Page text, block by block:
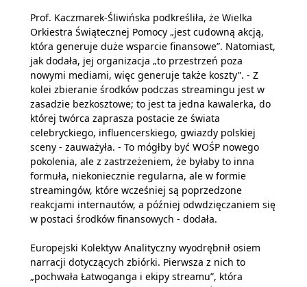
Prof. Kaczmarek-Śliwińska podkreśliła, że Wielka
Orkiestra Świątecznej Pomocy „jest cudowną akcją,
która generuje duże wsparcie finansowe”. Natomiast,
jak dodała, jej organizacja „to przestrzeń poza
nowymi mediami, więc generuje także koszty”. - Z
kolei zbieranie środków podczas streamingu jest w
zasadzie bezkosztowe; to jest ta jedna kawalerka, do
której twórca zaprasza postacie ze świata
celebryckiego, influencerskiego, gwiazdy polskiej
sceny - zauważyła. - To mógłby być WOŚP nowego
pokolenia, ale z zastrzeżeniem, że byłaby to inna
formuła, niekoniecznie regularna, ale w formie
streamingów, które wcześniej są poprzedzone
reakcjami internautów, a później odwdzięczaniem się
w postaci środków finansowych - dodała.
Europejski Kolektyw Analityczny wyodrębnił osiem
narracji dotyczących zbiórki. Pierwsza z nich to
„pochwała Łatwoganga i ekipy streamu”, która